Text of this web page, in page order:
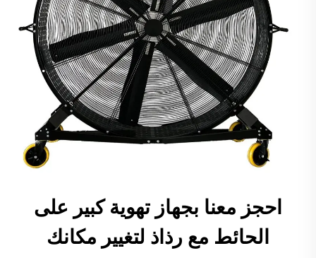
احجز معنا بجهاز تهوية كبير على
الحائط مع رذاذ لتغيير مكانك